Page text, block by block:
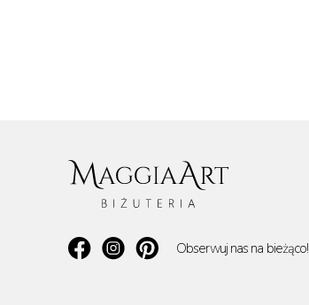
Obserwuj nas na bieżąco!